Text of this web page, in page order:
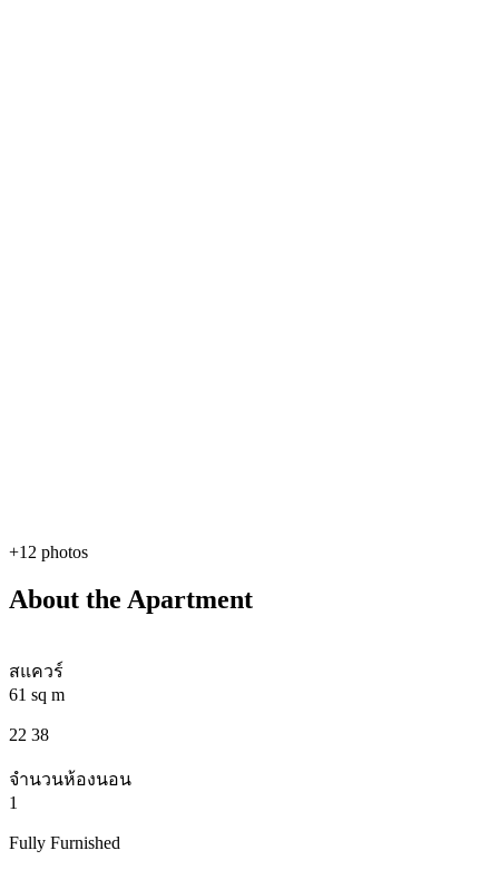
+12 photos
About the Apartment
สแควร์
61 sq m
22 38
จำนวนห้องนอน
1
Fully Furnished